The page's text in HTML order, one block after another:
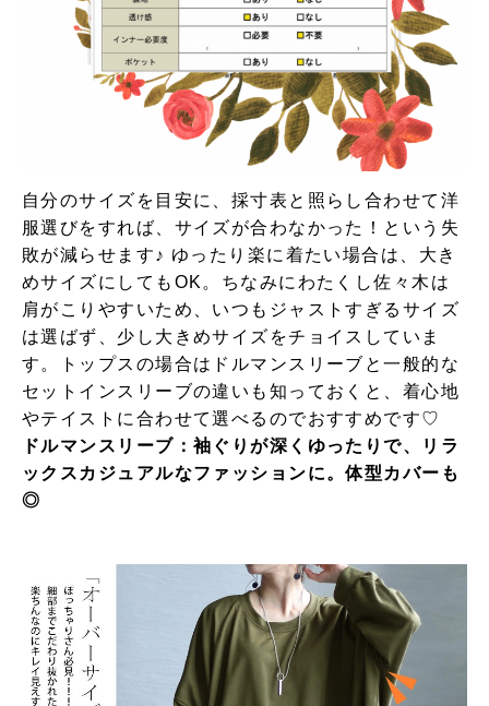
自分のサイズを目安に、採寸表と照らし合わせて洋
服選びをすれば、サイズが合わなかった！という失
敗が減らせます♪ ゆったり楽に着たい場合は、大き
めサイズにしてもOK。ちなみにわたくし佐々木は
肩がこりやすいため、いつもジャストすぎるサイズ
は選ばず、少し大きめサイズをチョイスしていま
す。トップスの場合はドルマンスリーブと一般的な
セットインスリーブの違いも知っておくと、着心地
やテイストに合わせて選べるのでおすすめです♡
ドルマンスリーブ：袖ぐりが深くゆったりで、リラ
ックスカジュアルなファッションに。体型カバーも
◎